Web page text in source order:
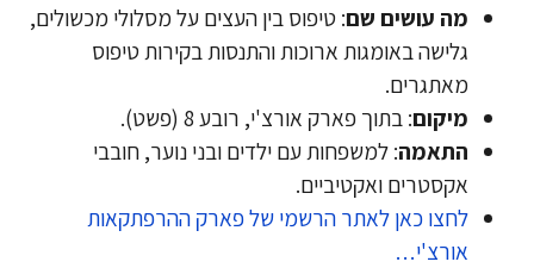
מה עושים שם : טיפוס בין העצים על מסלולי מכשולים,
גלישה באומגות ארוכות והתנסות בקירות טיפוס
מאתגרים.
מיקום: בתוך פארק אורצ'י, רובע 8 (פשט).
התאמה: למשפחות עם ילדים ובני נוער, חובבי
אקסטרים ואקטיביים.
לחצו כאן לאתר הרשמי של פארק ההרפתקאות
אורצ'י…